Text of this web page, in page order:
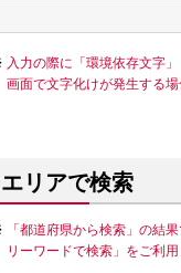
入力の際に「環境依存文字
画面で文字化けが発生する
エリアで検索
「都道府県から検索」の結
リーワードで検索」をご利用